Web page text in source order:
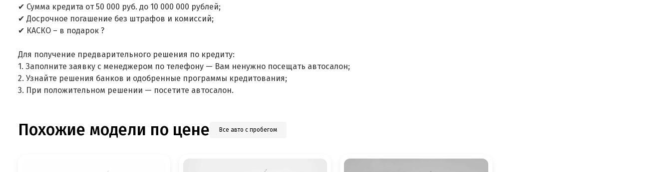
✔ Сумма кредита от 50 000 руб. до 10 000 000 рублей;
✔ Досрочное погашение без штрафов и комиссий;
✔ КАСКО – в подарок ?
Для получение предварительного решения по кредиту:
1. Заполните заявку с менеджером по телефону — Вам ненужно посещать автосалон;
2. Узнайте решения банков и одобренные программы кредитования;
3. При положительном решении — посетите автосалон.
Похожие модели по цене Все авто с пробегом